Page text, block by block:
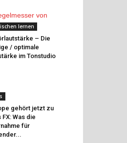
lernen
– Die
/ optimale
im Tonstudio
gehört jetzt zu
FX: Was die
für